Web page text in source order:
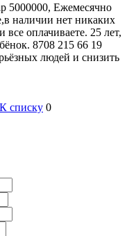
5000000, Ежемесячно
наличии нет никаких
все оплачиваете. 25 лет,
8708 215 66 19
людей и снизить
К списку 0